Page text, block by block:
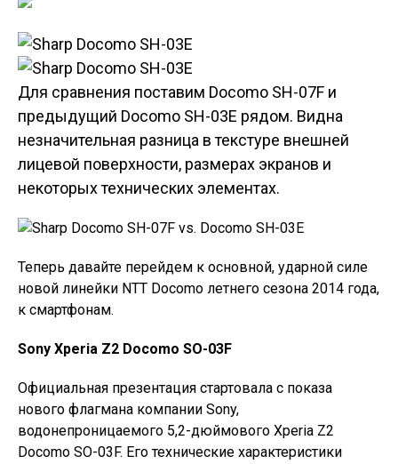
Для сравнения поставим Docomo SH-07F и
предыдущий Docomo SH-03E рядом. Видна
незначительная разница в текстуре внешней
лицевой поверхности, размерах экранов и
некоторых технических элементах.
Теперь давайте перейдем к основной, ударной силе
новой линейки NTT Docomo летнего сезона 2014 года,
к смартфонам.
Sony Xperia Z2 Docomo SO-03F
Официальная презентация стартовала с показа
нового флагмана компании Sony,
водонепроницаемого 5,2-дюймового Xperia Z2
Docomo SO-03F. Его технические характеристики